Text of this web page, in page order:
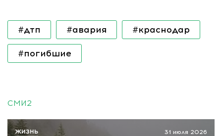
#дтп #авария #краснодар
#погибшие
СМИ2
31 июля 2026
ЖИЗНЬ